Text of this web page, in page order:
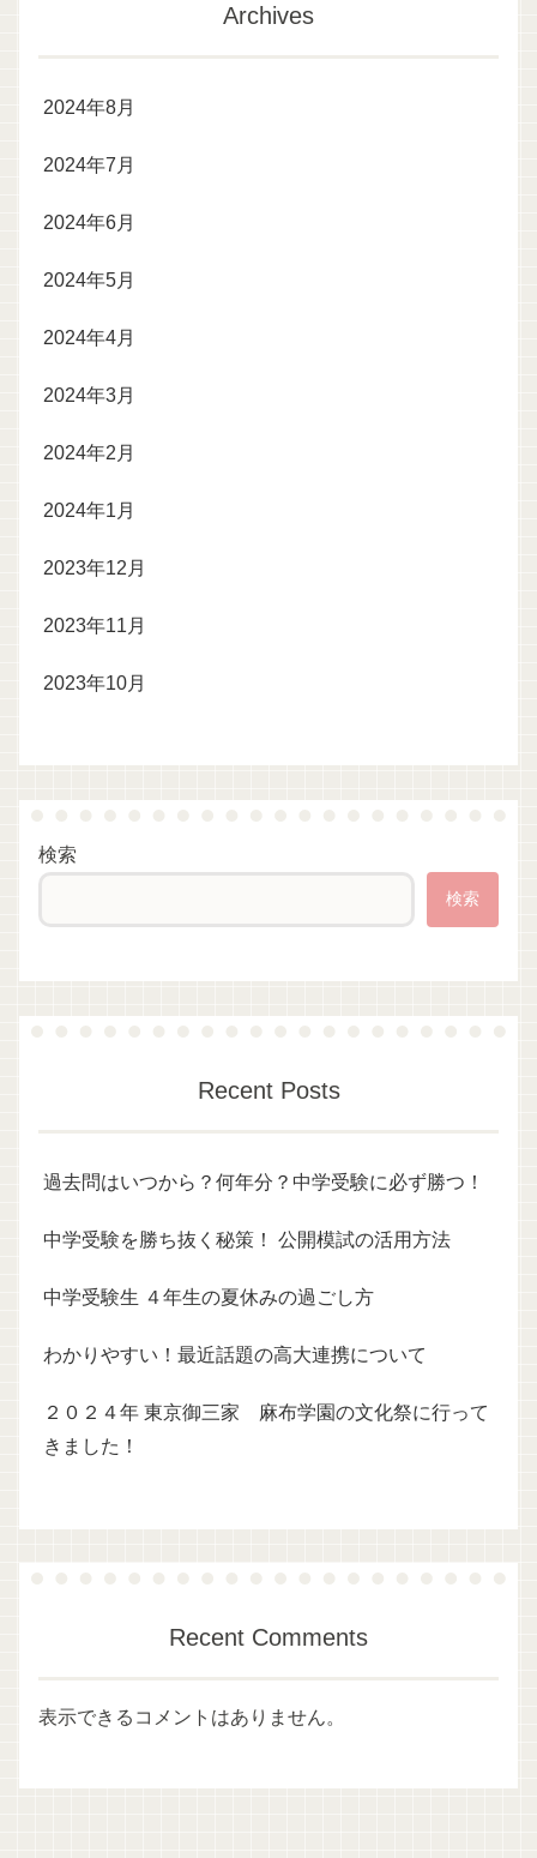
Archives
2024年8月
2024年7月
2024年6月
2024年5月
2024年4月
2024年3月
2024年2月
2024年1月
2023年12月
2023年11月
2023年10月
検索
検索
Recent Posts
過去問はいつから？何年分？中学受験に必ず勝つ！
中学受験を勝ち抜く秘策！ 公開模試の活用方法
中学受験生 ４年生の夏休みの過ごし方
わかりやすい！最近話題の高大連携について
２０２４年 東京御三家 麻布学園の文化祭に行って
きました！
Recent Comments
表示できるコメントはありません。